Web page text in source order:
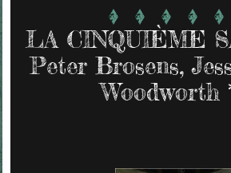
LA CINQUIÈME
Peter Brosens,
Woodworth